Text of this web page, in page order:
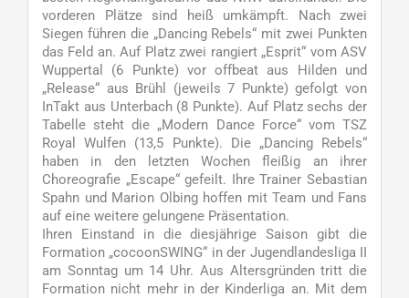
vorderen Plätze sind heiß umkämpft. Nach zwei
Siegen führen die „Dancing Rebels“ mit zwei Punkten
das Feld an. Auf Platz zwei rangiert „Esprit“ vom ASV
Wuppertal (6 Punkte) vor offbeat aus Hilden und
„Release“ aus Brühl (jeweils 7 Punkte) gefolgt von
InTakt aus Unterbach (8 Punkte). Auf Platz sechs der
Tabelle steht die „Modern Dance Force“ vom TSZ
Royal Wulfen (13,5 Punkte). Die „Dancing Rebels“
haben in den letzten Wochen fleißig an ihrer
Choreografie „Escape“ gefeilt. Ihre Trainer Sebastian
Spahn und Marion Olbing hoffen mit Team und Fans
auf eine weitere gelungene Präsentation.
Ihren Einstand in die diesjährige Saison gibt die
Formation „cocoonSWING“ in der Jugendlandesliga II
am Sonntag um 14 Uhr. Aus Altersgründen tritt die
Formation nicht mehr in der Kinderliga an. Mit dem